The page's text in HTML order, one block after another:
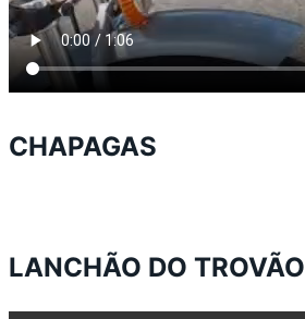
CHAPAGAS
LANCHÃO DO TROVÃO